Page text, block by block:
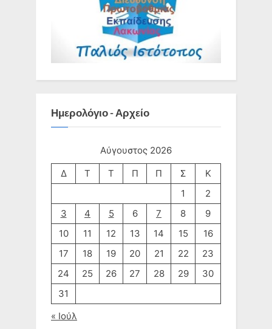
Ημερολόγιο - Αρχείο
Αύγουστος 2026
Δ
Τ Τ Π Π Σ
Κ
1
2
3
4 5 6 7 8
9
10
11 12 13 14 15
16
17
18 19 20 21 22
23
24
25 26 27 28 29
30
31
« Ιούλ